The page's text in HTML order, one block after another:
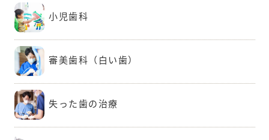
小児歯科
審美歯科（白い歯）
失った歯の治療